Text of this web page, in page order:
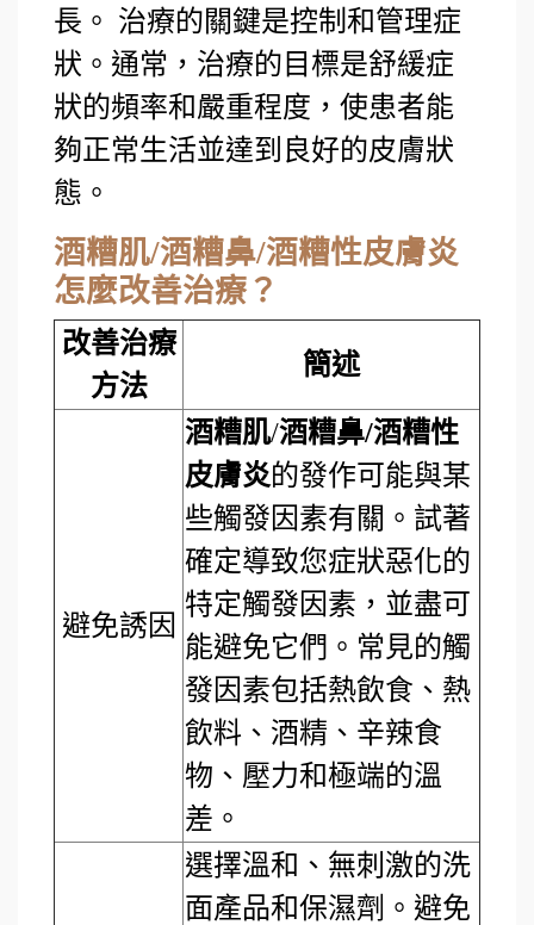
長。 治療的關鍵是控制和管理症
狀。通常，治療的目標是舒緩症
狀的頻率和嚴重程度，使患者能
夠正常生活並達到良好的皮膚狀
態。
酒糟肌/酒糟鼻/酒糟性皮膚炎
怎麼改善治療？
改善治療
方法
簡述
避免誘因
酒糟肌/酒糟鼻/酒糟性
皮膚炎的發作可能與某
些觸發因素有關。試著
確定導致您症狀惡化的
特定觸發因素，並盡可
能避免它們。常見的觸
發因素包括熱飲食、熱
飲料、酒精、辛辣食
物、壓力和極端的溫
差。
選擇溫和、無刺激的洗
面產品和保濕劑。避免